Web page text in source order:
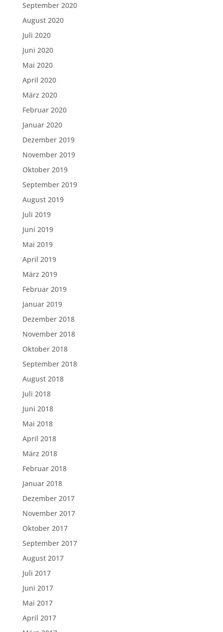
September 2020
August 2020
Juli 2020
Juni 2020
Mai 2020
April 2020
März 2020
Februar 2020
Januar 2020
Dezember 2019
November 2019
Oktober 2019
September 2019
August 2019
Juli 2019
Juni 2019
Mai 2019
April 2019
März 2019
Februar 2019
Januar 2019
Dezember 2018
November 2018
Oktober 2018
September 2018
August 2018
Juli 2018
Juni 2018
Mai 2018
April 2018
März 2018
Februar 2018
Januar 2018
Dezember 2017
November 2017
Oktober 2017
September 2017
August 2017
Juli 2017
Juni 2017
Mai 2017
April 2017